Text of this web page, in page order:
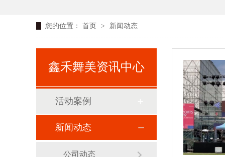
您的位置： 首页 > 新闻动态
鑫禾舞美资讯中心
活动案例
新闻动态
公司动态